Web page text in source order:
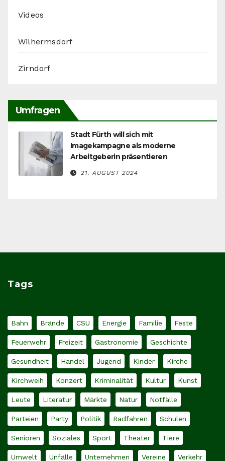
Videos
Wilhermsdorf
Zirndorf
Umfragen
Stadt Fürth will sich mit
Imagekampagne als moderne
Arbeitgeberin präsentieren
21. AUGUST 2024
Tags
Bahn Brände CSU Energie Familie Feste
Feuerwehr Freizeit Gastronomie Geschichte
Gesundheit Handel Jugend Kinder Kirche
Kirchweih Konzert Kriminalität Kultur Kunst
Leute Literatur Märkte Natur Notfälle
Parteien Party Politik Radfahren Schulen
Senioren Soziales Sport Theater Tiere
Umwelt Unfälle Unternehmen Vereine Verkehr